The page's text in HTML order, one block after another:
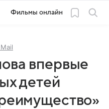
Фильмы онлайн
впервые
детей